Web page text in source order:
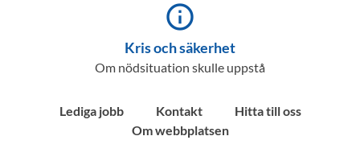
info_outline
Kris och säkerhet
Om nödsituation skulle uppstå
Lediga jobb Kontakt
Hitta till oss
Om webbplatsen